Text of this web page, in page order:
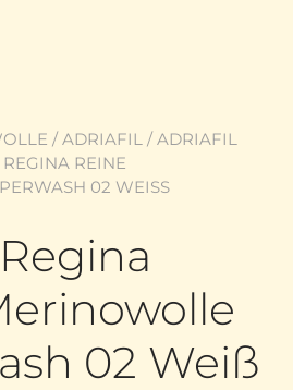
/ADRIAFIL /ADRIAFIL
REINE
02 WEISS
02 Weiß